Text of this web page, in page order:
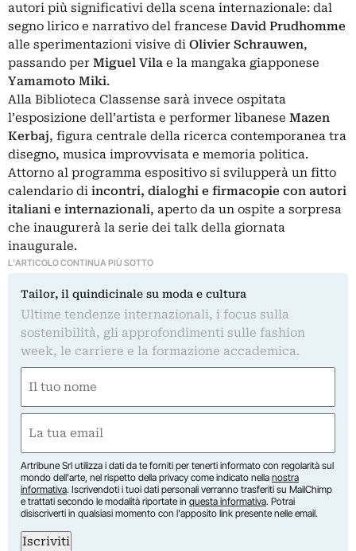
autori più significativi della scena internazionale: dal
segno lirico e narrativo del francese David Prudhomme
alle sperimentazioni visive di Olivier Schrauwen,
passando per Miguel Vila e la mangaka giapponese
Yamamoto Miki.
Alla Biblioteca Classense sarà invece ospitata
l’esposizione dell’artista e performer libanese Mazen
Kerbaj, figura centrale della ricerca contemporanea tra
disegno, musica improvvisata e memoria politica.
Attorno al programma espositivo si svilupperà un fitto
calendario di incontri, dialoghi e firmacopie con autori
italiani e internazionali, aperto da un ospite a sorpresa
che inaugurerà la serie dei talk della giornata
inaugurale.
L'ARTICOLO CONTINUA PIÙ SOTTO
Tailor, il quindicinale su moda e cultura
Ultime tendenze internazionali, i focus sulla
sostenibilità, gli approfondimenti sulle fashion
week, le carriere e la formazione accademica.
(Obbligatorio)
(Obbligatorio)
Artribune Srl utilizza i dati da te forniti per tenerti informato con regolarità sul
mondo dell'arte, nel rispetto della privacy come indicato nella nostra
informativa. Iscrivendoti i tuoi dati personali verranno trasferiti su MailChimp
e trattati secondo le modalità riportate in questa informativa. Potrai
disiscriverti in qualsiasi momento con l'apposito link presente nelle email.
Iscriviti